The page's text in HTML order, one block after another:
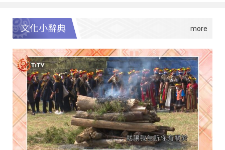
文化小辭典